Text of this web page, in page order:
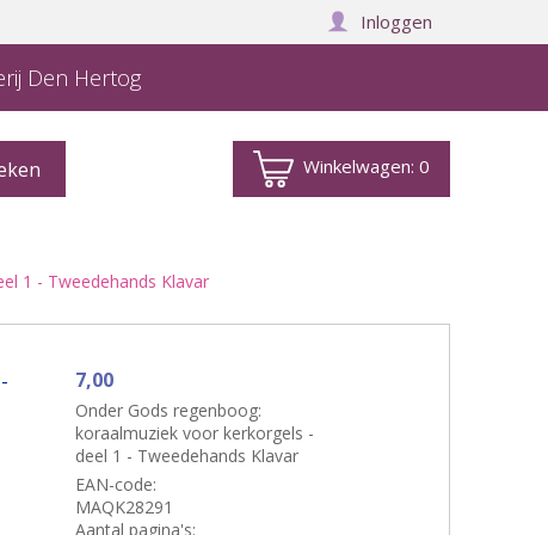
Inloggen
Den Hertog
Winkelwagen:0
1 - Tweedehands Klavar
7,00
Onder Gods regenboog:
koraalmuziek voor kerkorgels -
deel 1 - Tweedehands Klavar
EAN-code:
MAQK28291
Aantal pagina's: